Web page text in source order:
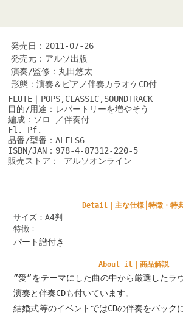
発売日：2011-07-26
発売元：アルソ出版
演奏/監修：丸田悠太
形態：演奏＆ピアノ伴奏カラオケCD付
FLUTE｜POPS,CLASSIC,SOUNDTRACK
目的/用途：レパートリーを増やそう
編成：ソロ ／伴奏付
Fl. Pf.
品番/型番：ALFLS6
ISBN/JAN：978-4-87312-220-5
販売ストア： アルソオンライン
Detail｜主な仕様│特徴・特
サイズ：A4判
特徴：
パート譜付き
About it｜商品解説
”愛”をテーマにした曲の中から厳選したラ
演奏と伴奏CDも付いています。
結婚式等のイベントではCDの伴奏をバック